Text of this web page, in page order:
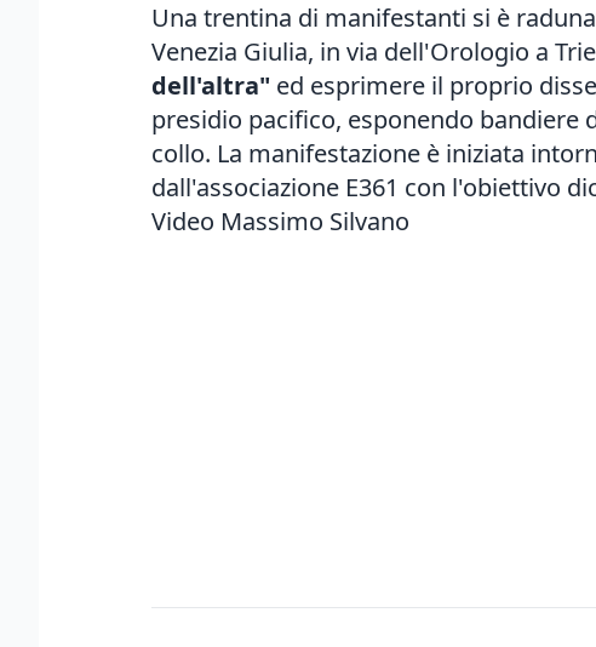
Una trentina di manifestanti si è
Venezia Giulia, in via dell'Orologio a
dell'altra" ed esprimere il proprio
presidio pacifico, esponendo bandiere
collo. La manifestazione è iniziata
dall'associazione E361 con l'obiettivo
Video Massimo Silvano